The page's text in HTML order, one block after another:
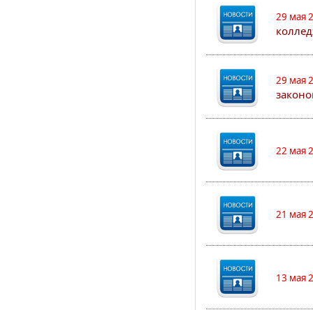
29 мая
29 мая
22 мая
21 мая
13 мая